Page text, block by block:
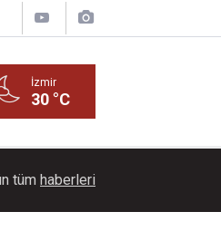
İzmir
30 °C
tutuklandı!
tüm haberleri